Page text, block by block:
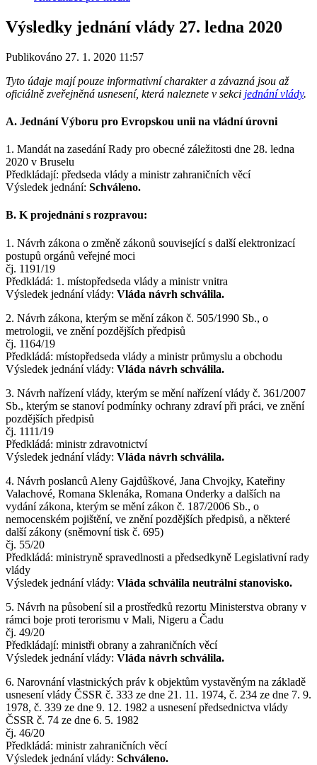
Výsledky jednání vlády 27. ledna 2020
Publikováno 27. 1. 2020 11:57
Tyto údaje mají pouze informativní charakter a závazná jsou až
oficiálně zveřejněná usnesení, která naleznete v sekci jednání vlády.
A. Jednání Výboru pro Evropskou unii na vládní úrovni
1. Mandát na zasedání Rady pro obecné záležitosti dne 28. ledna
2020 v Bruselu
Předkládají: předseda vlády a ministr zahraničních věcí
Výsledek jednání: Schváleno.
B. K projednání s rozpravou:
1. Návrh zákona o změně zákonů související s další elektronizací
postupů orgánů veřejné moci
čj. 1191/19
Předkládá: 1. místopředseda vlády a ministr vnitra
Výsledek jednání vlády: Vláda návrh schválila.
2. Návrh zákona, kterým se mění zákon č. 505/1990 Sb., o
metrologii, ve znění pozdějších předpisů
čj. 1164/19
Předkládá: místopředseda vlády a ministr průmyslu a obchodu
Výsledek jednání vlády: Vláda návrh schválila.
3. Návrh nařízení vlády, kterým se mění nařízení vlády č. 361/2007
Sb., kterým se stanoví podmínky ochrany zdraví při práci, ve znění
pozdějších předpisů
čj. 1111/19
Předkládá: ministr zdravotnictví
Výsledek jednání vlády: Vláda návrh schválila.
4. Návrh poslanců Aleny Gajdůškové, Jana Chvojky, Kateřiny
Valachové, Romana Sklenáka, Romana Onderky a dalších na
vydání zákona, kterým se mění zákon č. 187/2006 Sb., o
nemocenském pojištění, ve znění pozdějších předpisů, a některé
další zákony (sněmovní tisk č. 695)
čj. 55/20
Předkládá: ministryně spravedlnosti a předsedkyně Legislativní rady
vlády
Výsledek jednání vlády: Vláda schválila neutrální stanovisko.
5. Návrh na působení sil a prostředků rezortu Ministerstva obrany v
rámci boje proti terorismu v Mali, Nigeru a Čadu
čj. 49/20
Předkládají: ministři obrany a zahraničních věcí
Výsledek jednání vlády: Vláda návrh schválila.
6. Narovnání vlastnických práv k objektům vystavěným na základě
usnesení vlády ČSSR č. 333 ze dne 21. 11. 1974, č. 234 ze dne 7. 9.
1978, č. 339 ze dne 9. 12. 1982 a usnesení předsednictva vlády
ČSSR č. 74 ze dne 6. 5. 1982
čj. 46/20
Předkládá: ministr zahraničních věcí
Výsledek jednání vlády: Schváleno.